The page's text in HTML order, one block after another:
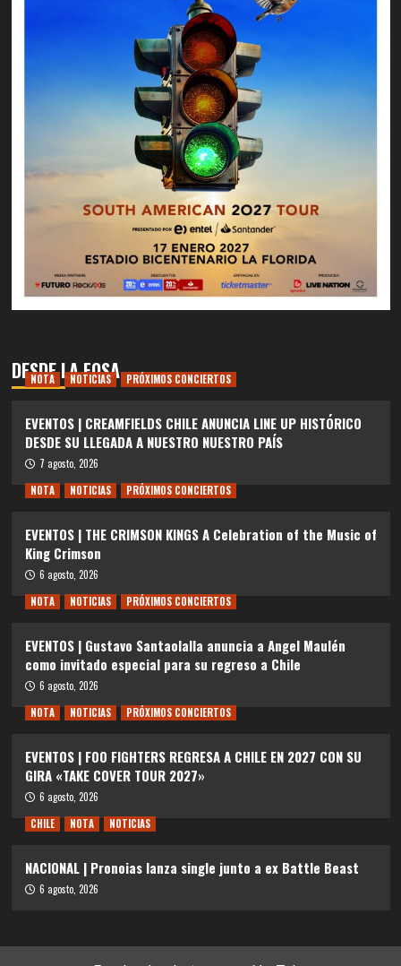
DESDE LA FOSA
NOTA NOTICIAS PRÓXIMOS CONCIERTOS
EVENTOS | CREAMFIELDS CHILE ANUNCIA LINE UP HISTÓRICO
DESDE SU LLEGADA A NUESTRO NUESTRO PAÍS
7 agosto, 2026
NOTA
NOTICIAS PRÓXIMOS CONCIERTOS
EVENTOS | THE CRIMSON KINGS A Celebration of the Music of
King Crimson
6 agosto, 2026
NOTA
NOTICIAS PRÓXIMOS CONCIERTOS
EVENTOS | Gustavo Santaolalla anuncia a Angel Maulén
como invitado especial para su regreso a Chile
6 agosto, 2026
NOTA
NOTICIAS PRÓXIMOS CONCIERTOS
EVENTOS | FOO FIGHTERS REGRESA A CHILE EN 2027 CON SU
GIRA «TAKE COVER TOUR 2027»
6 agosto, 2026
CHILE
NOTA NOTICIAS
NACIONAL | Pronoias lanza single junto a ex Battle Beast
6 agosto, 2026